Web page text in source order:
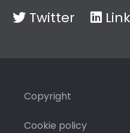
Twitter
Copyright
Cookie policy